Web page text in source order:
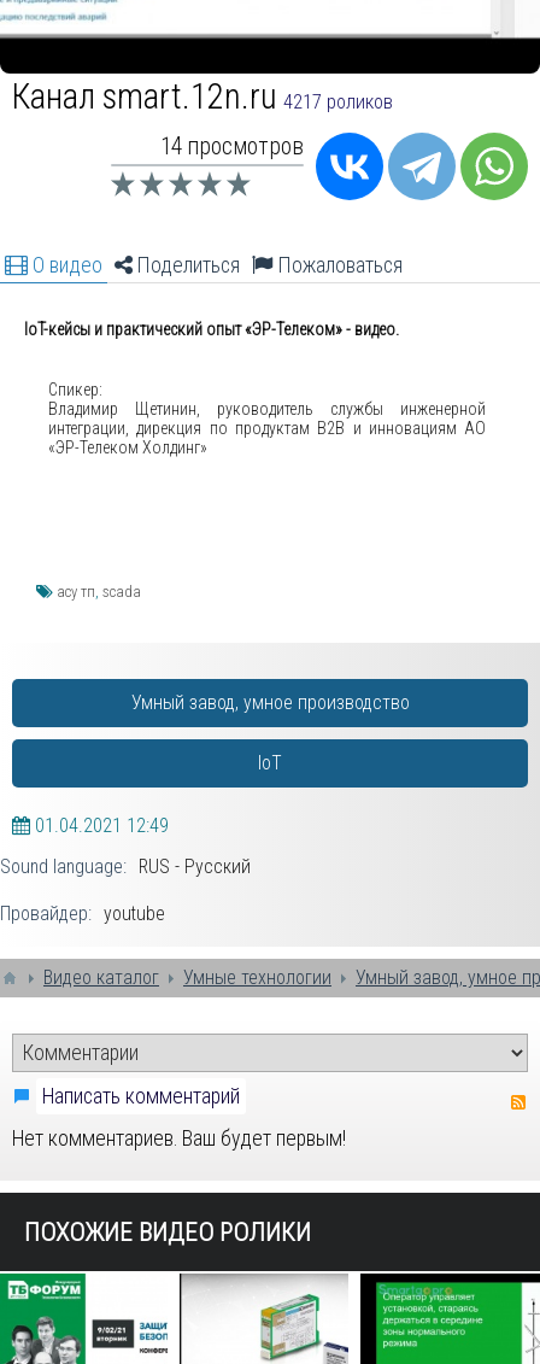
Канал smart.12n.ru 4217 роликов
14 просмотров
О видео Поделиться Пожаловаться
IoT-кейсы и практический опыт «ЭР-Телеком» - видео.
Спикер:
Владимир Щетинин, руководитель службы инженерной
интеграции, дирекция по продуктам B2В и инновациям АО
«ЭР-Телеком Холдинг»
асу тп, scada
Умный завод, умное производство
IoT
01.04.2021 12:49
Sound language: RUS - Русский
Провайдер: youtube
Видео каталог Умные технологии Умный завод, умное
Написать комментарий
Нет комментариев. Ваш будет первым!
ПОХОЖИЕ ВИДЕО РОЛИКИ